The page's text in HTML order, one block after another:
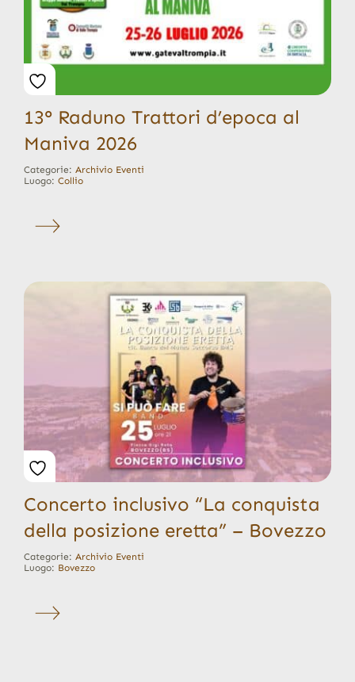
13° Raduno Trattori d’epoca al
Maniva 2026
Categorie: Archivio Eventi
Luogo: Collio
Concerto inclusivo “La conquista
della posizione eretta” – Bovezzo
Categorie: Archivio Eventi
Luogo: Bovezzo